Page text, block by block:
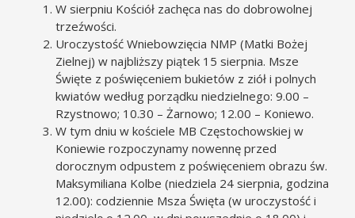
W sierpniu Kościół zachęca nas do dobrowolnej
trzeźwości.
Uroczystość Wniebowzięcia NMP (Matki Bożej
Zielnej) w najbliższy piątek 15 sierpnia. Msze
Święte z poświęceniem bukietów z ziół i polnych
kwiatów według porządku niedzielnego: 9.00 –
Rzystnowo; 10.30 – Żarnowo; 12.00 – Koniewo.
W tym dniu w kościele MB Częstochowskiej w
Koniewie rozpoczynamy nowennę przed
dorocznym odpustem z poświęceniem obrazu św.
Maksymiliana Kolbe (niedziela 24 sierpnia, godzina
12.00): codziennie Msza Święta (w uroczystość i